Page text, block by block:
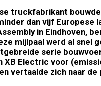
truckfabrikant
dan vijf Europese
in Eindhoven,
mijlpaal werd al snel
serie
XB Electric voor
vertaalde zich naar de